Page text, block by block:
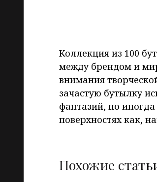
Коллекция из 100
между брендом и
внимания
зачастую бутылку
фантазий, но
поверхностях как,
Похожие